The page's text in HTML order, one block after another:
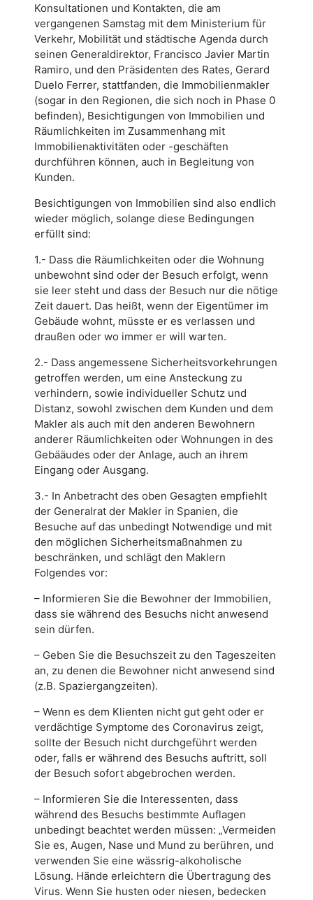
Konsultationen und Kontakten, die am
vergangenen Samstag mit dem Ministerium für
Verkehr, Mobilität und städtische Agenda durch
seinen Generaldirektor, Francisco Javier Martin
Ramiro, und den Präsidenten des Rates, Gerard
Duelo Ferrer, stattfanden, die Immobilienmakler
(sogar in den Regionen, die sich noch in Phase 0
befinden), Besichtigungen von Immobilien und
Räumlichkeiten im Zusammenhang mit
Immobilienaktivitäten oder -geschäften
durchführen können, auch in Begleitung von
Kunden.
Besichtigungen von Immobilien sind also endlich
wieder möglich, solange diese Bedingungen
erfüllt sind:
1.- Dass die Räumlichkeiten oder die Wohnung
unbewohnt sind oder der Besuch erfolgt, wenn
sie leer steht und dass der Besuch nur die nötige
Zeit dauert. Das heißt, wenn der Eigentümer im
Gebäude wohnt, müsste er es verlassen und
draußen oder wo immer er will warten.
2.- Dass angemessene Sicherheitsvorkehrungen
getroffen werden, um eine Ansteckung zu
verhindern, sowie individueller Schutz und
Distanz, sowohl zwischen dem Kunden und dem
Makler als auch mit den anderen Bewohnern
anderer Räumlichkeiten oder Wohnungen in des
Gebääudes oder der Anlage, auch an ihrem
Eingang oder Ausgang.
3.- In Anbetracht des oben Gesagten empfiehlt
der Generalrat der Makler in Spanien, die
Besuche auf das unbedingt Notwendige und mit
den möglichen Sicherheitsmaßnahmen zu
beschränken, und schlägt den Maklern
Folgendes vor:
– Informieren Sie die Bewohner der Immobilien,
dass sie während des Besuchs nicht anwesend
sein dürfen.
– Geben Sie die Besuchszeit zu den Tageszeiten
an, zu denen die Bewohner nicht anwesend sind
(z.B. Spaziergangzeiten).
– Wenn es dem Klienten nicht gut geht oder er
verdächtige Symptome des Coronavirus zeigt,
sollte der Besuch nicht durchgeführt werden
oder, falls er während des Besuchs auftritt, soll
der Besuch sofort abgebrochen werden.
– Informieren Sie die Interessenten, dass
während des Besuchs bestimmte Auflagen
unbedingt beachtet werden müssen: „Vermeiden
Sie es, Augen, Nase und Mund zu berühren, und
verwenden Sie eine wässrig-alkoholische
Lösung. Hände erleichtern die Übertragung des
Virus. Wenn Sie husten oder niesen, bedecken